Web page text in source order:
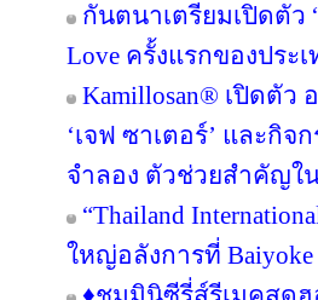
กันตนาเตรียมเปิดตัว
Love ครั้งแรกของประ
Kamillosan® เปิดตัว
‘เจฟ ซาเตอร์’ และกิ
จำลอง ตัวช่วยสำคัญใ
“Thailand
ใหญ่อลังการที่ Baiyoke